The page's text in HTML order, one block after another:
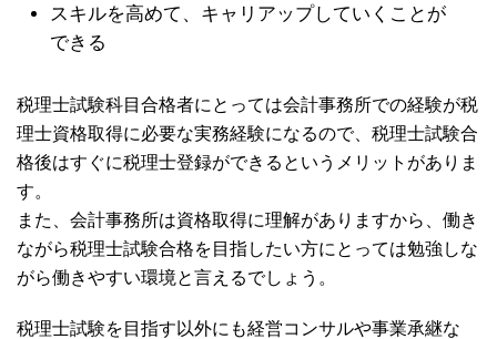
スキルを高めて、キャリアップしていくことが
できる
税理士試験科目合格者にとっては会計事務所での経験が税
理士資格取得に必要な実務経験になるので、税理士試験合
格後はすぐに税理士登録ができるというメリットがありま
す。
また、会計事務所は資格取得に理解がありますから、働き
ながら税理士試験合格を目指したい方にとっては勉強しな
がら働きやすい環境と言えるでしょう。
税理士試験を目指す以外にも経営コンサルや事業承継な